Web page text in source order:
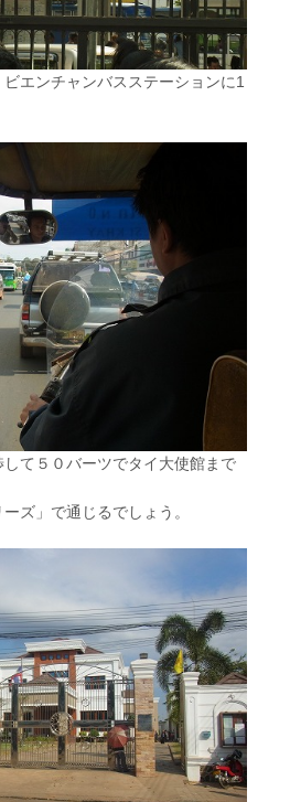
エンチャンバスステーションに1
して５０バーツでタイ大使館まで
ズ」で通じるでしょう。